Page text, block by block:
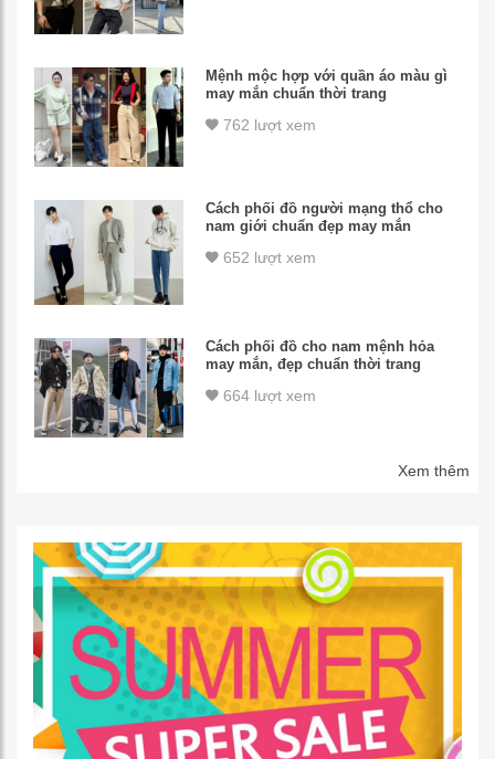
Mệnh mộc hợp với quần áo màu gì
may mắn chuẩn thời trang
762 lượt xem
Cách phối đồ người mạng thổ cho
nam giới chuẩn đẹp may mắn
652 lượt xem
Cách phối đồ cho nam mệnh hỏa
may mắn, đẹp chuẩn thời trang
664 lượt xem
Xem thêm